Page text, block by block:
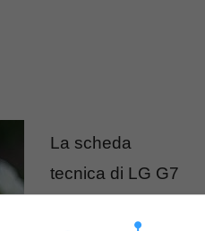
La scheda
tecnica di LG G7